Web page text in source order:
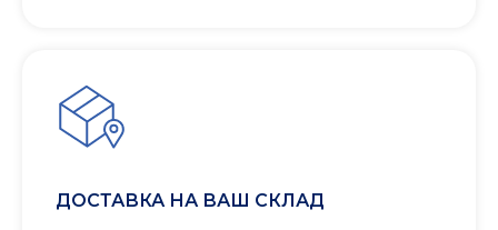
ДОСТАВКА НА ВАШ СКЛАД